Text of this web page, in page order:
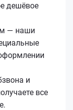
дешёвое
— наши
и
все